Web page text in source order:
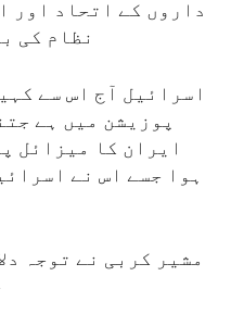
داروں کے اتحاد اور
نظام کی
اسرائیل آج اس سے
پوزیشن میں ہے
ایران کا میزائل
ہوا جسے اس نے
مشیر کربی نے توجہ